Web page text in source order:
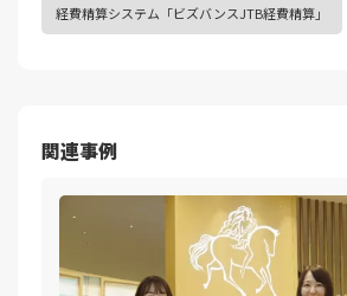
経費精算システム「ビズバンスJTB経費精算」
関連事例